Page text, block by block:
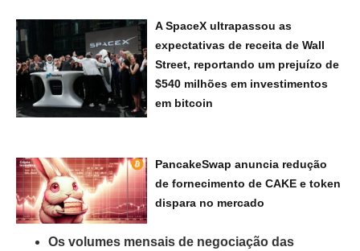
A SpaceX ultrapassou as
expectativas de receita de Wall
Street, reportando um prejuízo de
$540 milhões em investimentos
em bitcoin
PancakeSwap anuncia redução
de fornecimento de CAKE e token
dispara no mercado
Os volumes mensais de negociação das